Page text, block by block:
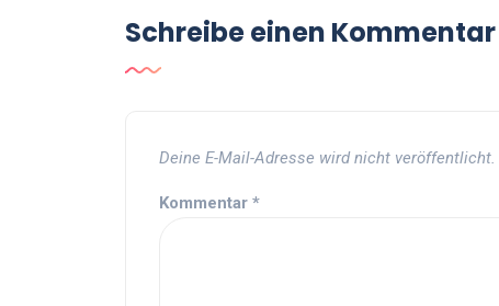
Schreibe einen Kommentar
Deine E-Mail-Adresse wird nicht veröffentlicht.
Kommentar *